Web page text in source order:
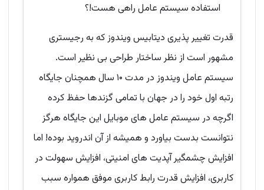
استفاده سیستم عامل راهی هست!؟
قدرت تغییر پذیری دیتابیس ویندوز که به رجیستری
مشهور است از نظر ساختار طراحی بی نظیر است.
سیستم عامل ویندوز در مدت ۱۰ سال همچنان جایگاه
رتبه اول خود را در جهان با تمامی گزندها حفظ کرده
اگرچه در سیستم عامل های موبایل این جایگاه هرگز
نتوانست بدست بیاورد و همیشه از آن اندروید بوده! اما
افزایش چشمگیر آپدیت های امنیتی، افزایش سهولت در
کاربری، افزایش قدرت رابط کاربری موفق همواره سبب